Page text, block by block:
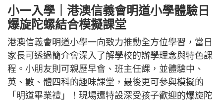
小一入學｜港澳信義會明道小學體驗日
爆旋陀螺結合模擬課堂
港澳信義會明道小學一向致力推動全方位學習，當日
家長可透過簡介會深入了解學校的辦學理念與特色課
程。小朋友則可親歷早會、班主任課，並體驗中、
英、數、體四科的趣味課堂，最後更可參與模擬的
「明道畢業禮」！現場還特設深受孩子歡迎的爆旋陀